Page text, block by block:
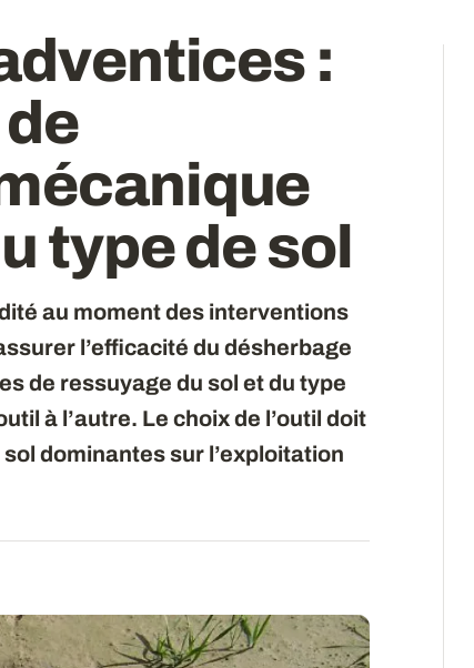
:
type de sol
au moment des interventions
l’efficacité du désherbage
de ressuyage du sol et du type
à l’autre. Le choix de l’outil doit
dominantes sur l’exploitation